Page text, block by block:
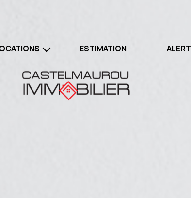
PROFESSIONNELS
ESTIMATION